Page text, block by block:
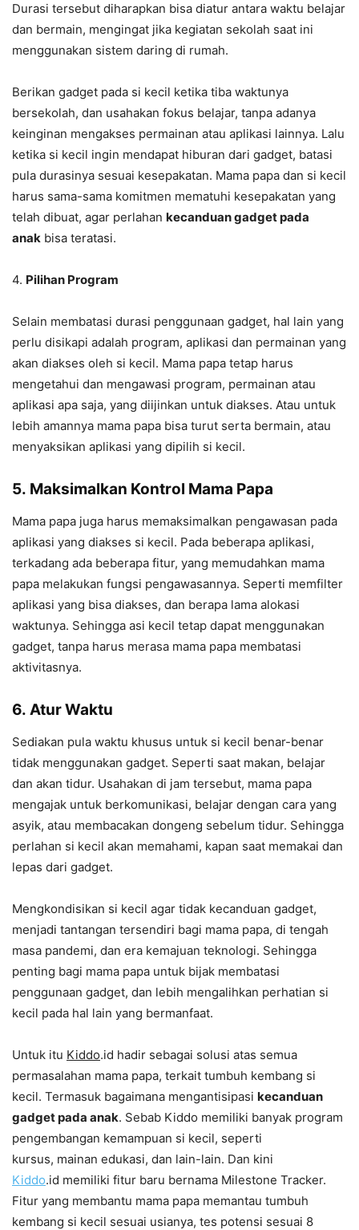
Durasi tersebut diharapkan bisa diatur antara waktu belajar
dan bermain, mengingat jika kegiatan sekolah saat ini
menggunakan sistem daring di rumah.
Berikan gadget pada si kecil ketika tiba waktunya
bersekolah, dan usahakan fokus belajar, tanpa adanya
keinginan mengakses permainan atau aplikasi lainnya. Lalu
ketika si kecil ingin mendapat hiburan dari gadget, batasi
pula durasinya sesuai kesepakatan. Mama papa dan si kecil
harus sama-sama komitmen mematuhi kesepakatan yang
telah dibuat, agar perlahan kecanduan gadget pada
anak bisa teratasi.
4. Pilihan Program
Selain membatasi durasi penggunaan gadget, hal lain yang
perlu disikapi adalah program, aplikasi dan permainan yang
akan diakses oleh si kecil. Mama papa tetap harus
mengetahui dan mengawasi program, permainan atau
aplikasi apa saja, yang diijinkan untuk diakses. Atau untuk
lebih amannya mama papa bisa turut serta bermain, atau
menyaksikan aplikasi yang dipilih si kecil.
5. Maksimalkan Kontrol Mama Papa
Mama papa juga harus memaksimalkan pengawasan pada
aplikasi yang diakses si kecil. Pada beberapa aplikasi,
terkadang ada beberapa fitur, yang memudahkan mama
papa melakukan fungsi pengawasannya. Seperti memfilter
aplikasi yang bisa diakses, dan berapa lama alokasi
waktunya. Sehingga asi kecil tetap dapat menggunakan
gadget, tanpa harus merasa mama papa membatasi
aktivitasnya.
6. Atur Waktu
Sediakan pula waktu khusus untuk si kecil benar-benar
tidak menggunakan gadget. Seperti saat makan, belajar
dan akan tidur. Usahakan di jam tersebut, mama papa
mengajak untuk berkomunikasi, belajar dengan cara yang
asyik, atau membacakan dongeng sebelum tidur. Sehingga
perlahan si kecil akan memahami, kapan saat memakai dan
lepas dari gadget.
Mengkondisikan si kecil agar tidak kecanduan gadget,
menjadi tantangan tersendiri bagi mama papa, di tengah
masa pandemi, dan era kemajuan teknologi. Sehingga
penting bagi mama papa untuk bijak membatasi
penggunaan gadget, dan lebih mengalihkan perhatian si
kecil pada hal lain yang bermanfaat.
Untuk itu Kiddo.id hadir sebagai solusi atas semua
permasalahan mama papa, terkait tumbuh kembang si
kecil. Termasuk bagaimana mengantisipasi kecanduan
gadget pada anak. Sebab Kiddo memiliki banyak program
pengembangan kemampuan si kecil, seperti
kursus, mainan edukasi, dan lain-lain. Dan kini
Kiddo.id memiliki fitur baru bernama Milestone Tracker.
Fitur yang membantu mama papa memantau tumbuh
kembang si kecil sesuai usianya, tes potensi sesuai 8